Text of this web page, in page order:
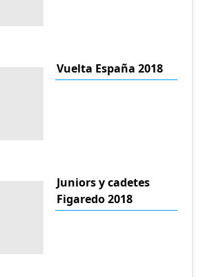
Vuelta España 2018
Juniors y cadetes
Figaredo 2018